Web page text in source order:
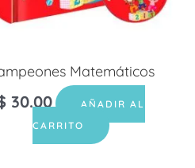
Matemáticos
30.00
AÑADIR AL
CARRITO